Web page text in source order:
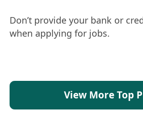
Don’t provide your bank or
when applying for jobs.
View More Top